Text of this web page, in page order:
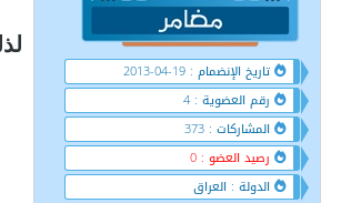
تاريخ الإنضمام : 19-04-2013
رقم العضوية : 4
المشاركات : 373
رصيد العضو : 0
الدولة : العراق